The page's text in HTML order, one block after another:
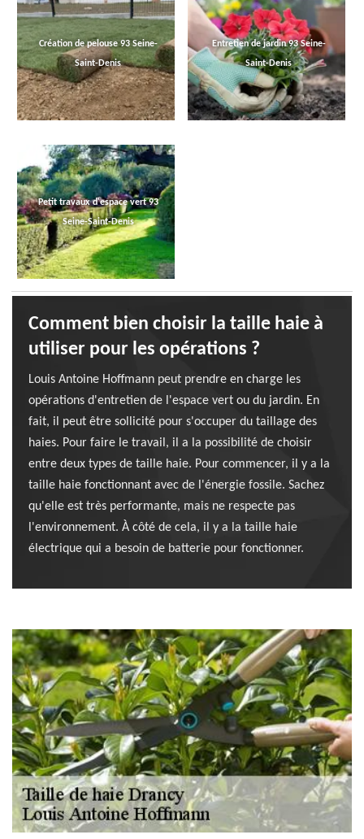
Création de pelouse 93 Seine-
Saint-Denis
Entretien de jardin 93 Seine-
Saint-Denis
Petit travaux d'espace vert 93
Seine-Saint-Denis
Comment bien choisir la taille haie à
utiliser pour les opérations ?
Louis Antoine Hoffmann peut prendre en charge les
opérations d'entretien de l'espace vert ou du jardin. En
fait, il peut être sollicité pour s'occuper du taillage des
haies. Pour faire le travail, il a la possibilité de choisir
entre deux types de taille haie. Pour commencer, il y a la
taille haie fonctionnant avec de l'énergie fossile. Sachez
qu'elle est très performante, mais ne respecte pas
l'environnement. À côté de cela, il y a la taille haie
électrique qui a besoin de batterie pour fonctionner.